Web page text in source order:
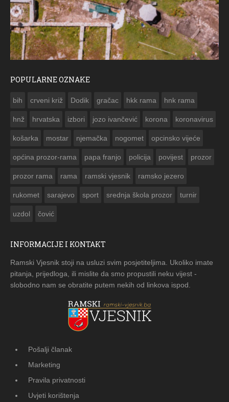
POPULARNE OZNAKE
bih crveni križ Dodik gračac hkk rama hnk rama
hnž hrvatska izbori jozo ivančević korona koronavirus
košarka mostar njemačka nogomet opcinsko vijeće
općina prozor-rama papa franjo policija povijest prozor
prozor rama rama ramski vjesnik ramsko jezero
rukomet sarajevo sport srednja škola prozor turnir
uzdol čović
INFORMACIJE I KONTAKT
Ramski Vjesnik stoji na usluzi svim posjetiteljima. Ukoliko imate
pitanja, prijedloga, ili mislite da smo propustili neku vijest -
slobodno nam se obratite putem nekih od linkova ispod.
Pošalji članak
Marketing
Pravila privatnosti
Uvjeti korištenja